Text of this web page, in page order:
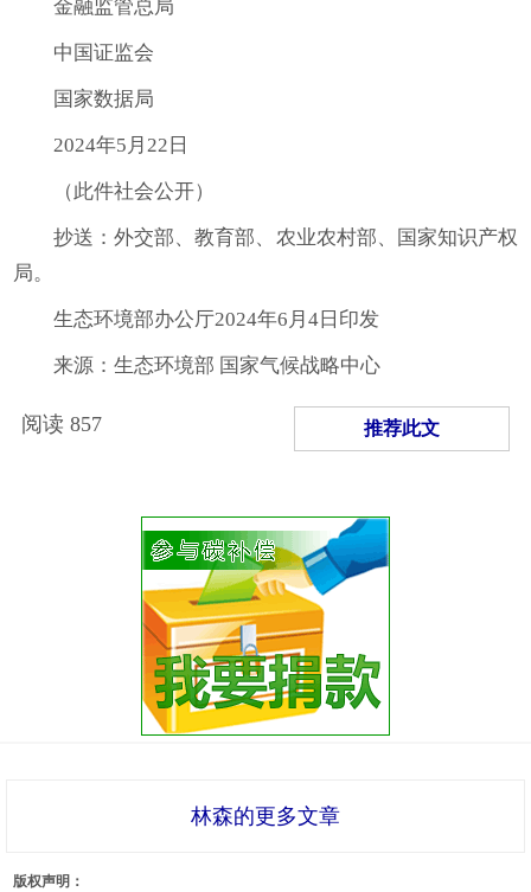
金融监管总局
中国证监会
国家数据局
2024年5月22日
（此件社会公开）
抄送：外交部、教育部、农业农村部、国家知识产权
局。
生态环境部办公厅2024年6月4日印发
来源：生态环境部 国家气候战略中心
阅读 857 推荐此文
林森的更多文章
版权声明：